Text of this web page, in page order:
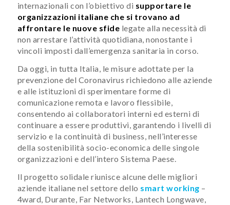
internazionali con l’obiettivo di supportare le
organizzazioni italiane che si trovano ad
affrontare le nuove sfide legate alla necessità di
non arrestare l’attività quotidiana, nonostante i
vincoli imposti dall’emergenza sanitaria in corso.
Da oggi, in tutta Italia, le misure adottate per la
prevenzione del Coronavirus richiedono alle aziende
e alle istituzioni di sperimentare forme di
comunicazione remota e lavoro flessibile,
consentendo ai collaboratori interni ed esterni di
continuare a essere produttivi, garantendo i livelli di
servizio e la continuità di business, nell’interesse
della sostenibilità socio-economica delle singole
organizzazioni e dell’intero Sistema Paese.
Il progetto solidale riunisce alcune delle migliori
aziende italiane nel settore dello smart working –
4ward, Durante, Far Networks, Lantech Longwave,